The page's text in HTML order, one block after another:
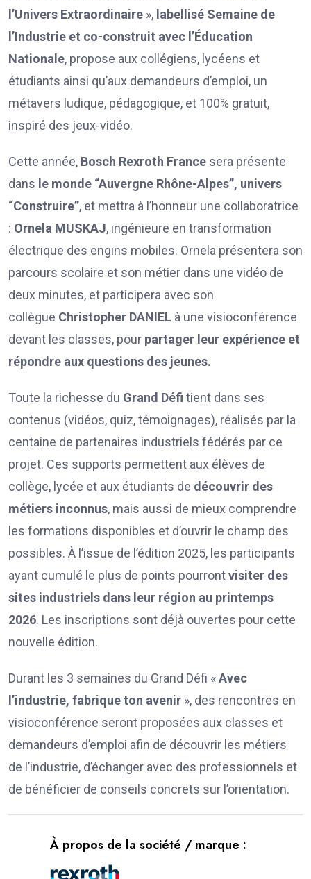
l’Univers Extraordinaire », labellisé Semaine de
l’Industrie et co-construit avec l’Éducation
Nationale, propose aux collégiens, lycéens et
étudiants ainsi qu’aux demandeurs d’emploi, un
métavers ludique, pédagogique, et 100% gratuit,
inspiré des jeux-vidéo.
Cette année, Bosch Rexroth France sera présente
dans le monde “Auvergne Rhône-Alpes”, univers
“Construire”, et mettra à l’honneur une collaboratrice
: Ornela MUSKAJ, ingénieure en transformation
électrique des engins mobiles. Ornela présentera son
parcours scolaire et son métier dans une vidéo de
deux minutes, et participera avec son
collègue Christopher DANIEL à une visioconférence
devant les classes, pour partager leur expérience et
répondre aux questions des jeunes.
Toute la richesse du Grand Défi tient dans ses
contenus (vidéos, quiz, témoignages), réalisés par la
centaine de partenaires industriels fédérés par ce
projet. Ces supports permettent aux élèves de
collège, lycée et aux étudiants de découvrir des
métiers inconnus, mais aussi de mieux comprendre
les formations disponibles et d’ouvrir le champ des
possibles. À l’issue de l’édition 2025, les participants
ayant cumulé le plus de points pourrontvisiter des
sites industriels dans leur région au printemps
2026. Les inscriptions sont déjà ouvertes pour cette
nouvelle édition.
Durant les 3 semaines du Grand Défi «Avec
l’industrie, fabrique ton avenir », des rencontres en
visioconférence seront proposées aux classes et
demandeurs d’emploi afin de découvrir les métiers
de l’industrie, d’échanger avec des professionnels et
de bénéficier de conseils concrets sur l’orientation.
À propos de la société / marque :